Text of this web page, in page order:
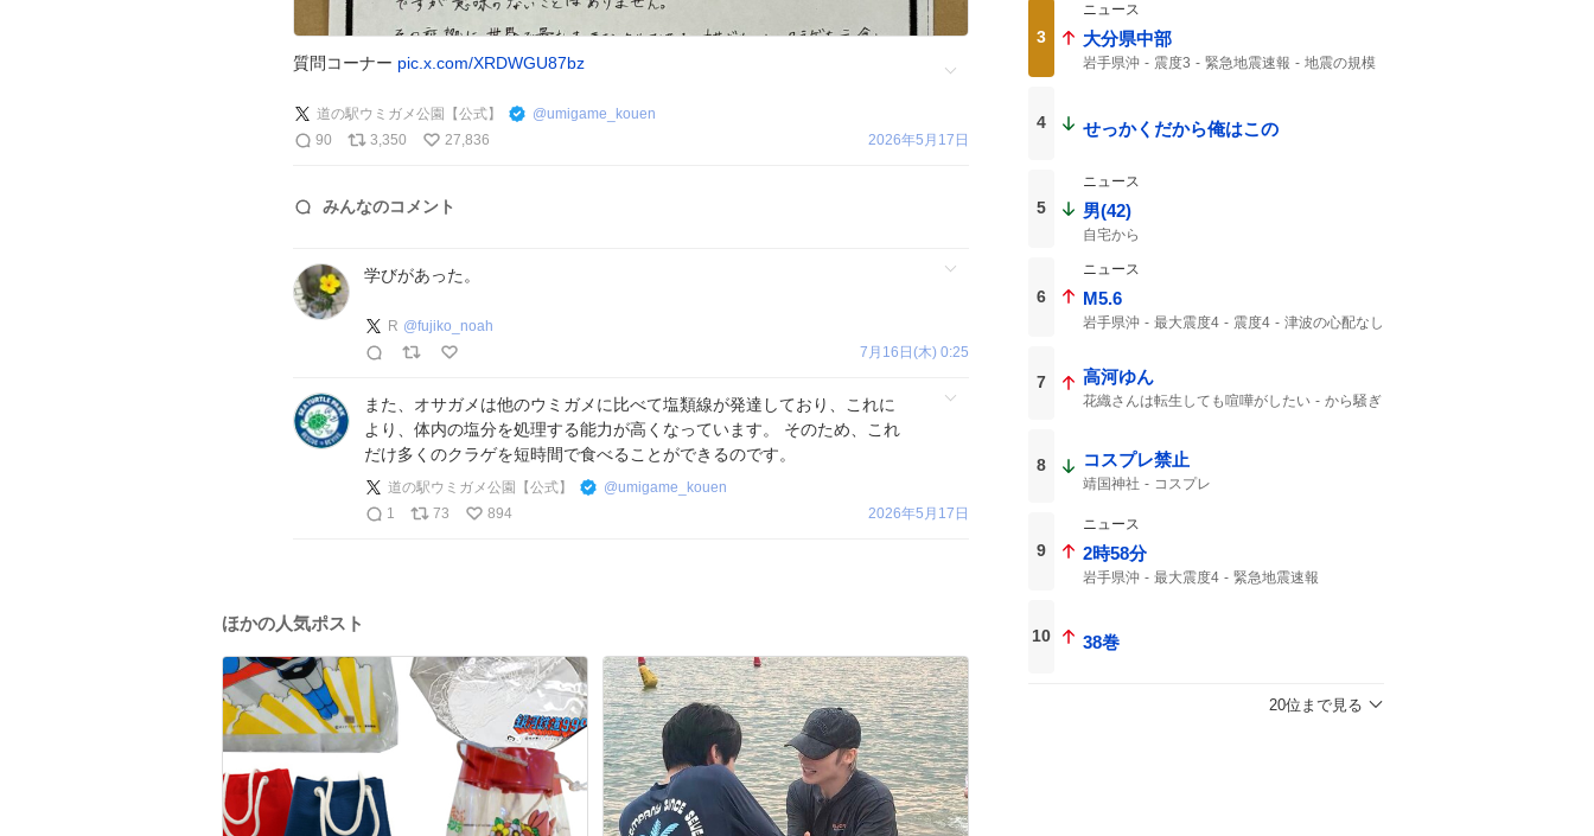
質問コーナー pic.x.com/XRDWGU87bz
道の駅ウミガメ公園【公式】 @umigame_kouen
90
3,350 27,836 2026年5月17日
みんなのコメント
学びがあった。
R @fujiko_noah
7月16日(木) 0:25
また、オサガメは他のウミガメに比べて塩類線が発達しており、これに
より、体内の塩分を処理する能力が高くなっています。 そのため、これ
だけ多くのクラゲを短時間で食べることができるのです。
道の駅ウミガメ公園【公式】 @umigame_kouen
1
73 894 2026年5月17日
ほかの人気ポスト
3
ニュース
大分県中部
岩手県沖 震度3 緊急地震速報
地震の規模
注意してください
m3.
4 せっかくだから俺はこの
5
ニュース
男(42)
自宅から
6
ニュース
M5.6
岩手県沖 最大震度4 震度4
津波の心配なし
震度2
7 高河ゆん
花織さんは転生しても喧嘩がしたい
から騒ぎ
8 コスプレ禁止
靖国神社 コスプレ
9
ニュース
2時58分
岩手県沖 最大震度4
緊急地震速報
10 38巻
20位まで見る